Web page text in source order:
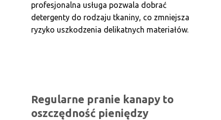
profesjonalna usługa pozwala dobrać
detergenty do rodzaju tkaniny, co zmniejsza
ryzyko uszkodzenia delikatnych materiałów.
Regularne pranie kanapy to
oszczędność pieniędzy